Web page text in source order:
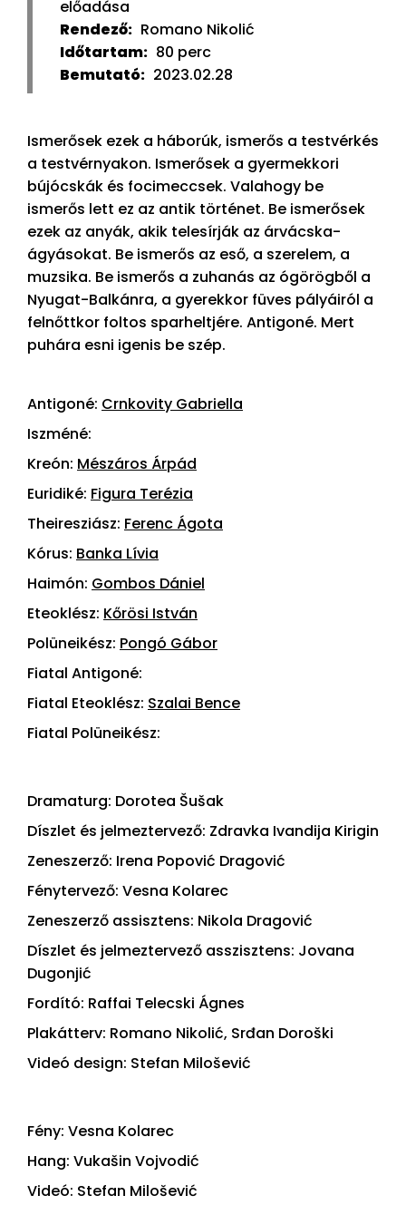
előadása
Rendező: Romano Nikolić
Időtartam: 80 perc
Bemutató: 2023.02.28
Ismerősek ezek a háborúk, ismerős a testvérkés
a testvérnyakon. Ismerősek a gyermekkori
bújócskák és focimeccsek. Valahogy be
ismerős lett ez az antik történet. Be ismerősek
ezek az anyák, akik telesírják az árvácska-
ágyásokat. Be ismerős az eső, a szerelem, a
muzsika. Be ismerős a zuhanás az ógörögből a
Nyugat-Balkánra, a gyerekkor füves pályáiról a
felnőttkor foltos sparheltjére. Antigoné. Mert
puhára esni igenis be szép.
Antigoné: Crnkovity Gabriella
Iszméné:
Kreón: Mészáros Árpád
Euridiké: Figura Terézia
Theiresziász: Ferenc Ágota
Kórus: Banka Lívia
Haimón: Gombos Dániel
Eteoklész: Kőrösi István
Polüneikész: Pongó Gábor
Fiatal Antigoné:
Fiatal Eteoklész: Szalai Bence
Fiatal Polüneikész:
Dramaturg: Dorotea Šušak
Díszlet és jelmeztervező: Zdravka Ivandija Kirigin
Zeneszerző: Irena Popović Dragović
Fénytervező: Vesna Kolarec
Zeneszerző assisztens: Nikola Dragović
Díszlet és jelmeztervező asszisztens: Jovana
Dugonjić
Fordító: Raffai Telecski Ágnes
Plakátterv: Romano Nikolić, Srđan Doroški
Videó design: Stefan Milošević
Fény: Vesna Kolarec
Hang: Vukašin Vojvodić
Videó: Stefan Milošević